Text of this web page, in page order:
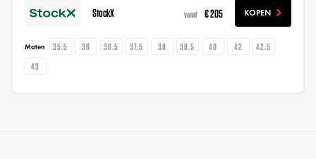
StockX vanaf € 205 KOPEN
Maten 35.5 36 36.5 37.5 38 38.5 40 42
42.5
43